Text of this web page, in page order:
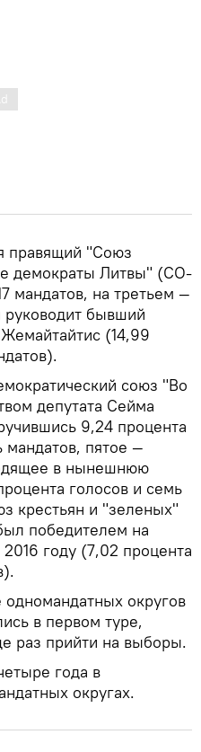
правящий "Союз
демократы Литвы" (СО-
мандатов, на третьем —
руководит бывший
(14,99
союз "Во
депутата Сейма
9,24 процента
мандатов, пятое —
в нынешнюю
голосов и семь
крестьян и "зеленых"
победителем на
году (7,02 процента
округов
в первом туре,
раз прийти на выборы.
года в
округах.